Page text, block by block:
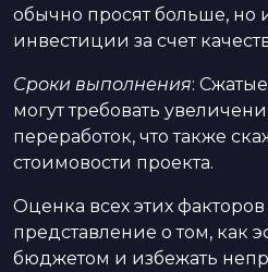
обычно просят больше, но
инвестиции за счет
Сроки выполнения:
могут требовать
переработок, что также
стоимовости проекта.
Оценка всех этих
представление о том, как
бюджетом и избежать